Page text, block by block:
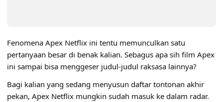
Fenomena Apex Netflix ini tentu memunculkan satu
pertanyaan besar di benak kalian. Sebagus apa sih film Apex
ini sampai bisa menggeser judul-judul raksasa lainnya?
Bagi kalian yang sedang menyusun daftar tontonan akhir
pekan, Apex Netflix mungkin sudah masuk ke dalam radar.